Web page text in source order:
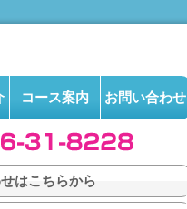
コース案内 お問い合わせ
はこちらから